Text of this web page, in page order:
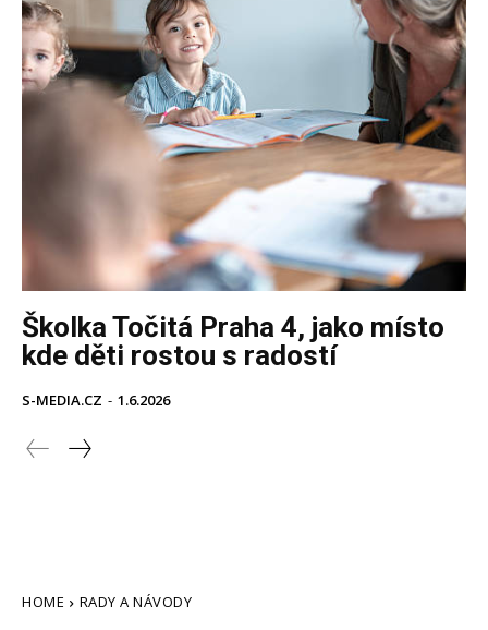
Školka Točitá Praha 4, jako místo
kde děti rostou s radostí
S-MEDIA.CZ - 1.6.2026